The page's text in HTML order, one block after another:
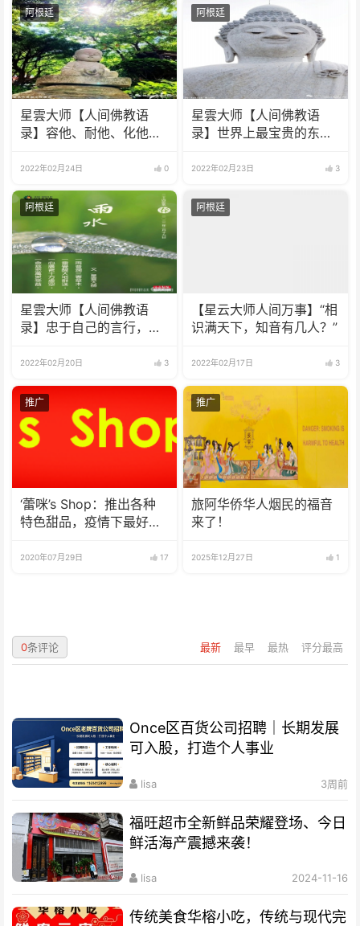
阿根廷
星雲大师【人间佛教语
录】容他、耐他、化他、
定可以获得对方的尊重。
2022年02月24日 0
阿根廷
星雲大师【人间佛教语
录】世界上最宝贵的东西
2022年02月23日 3
阿根廷
星雲大师【人间佛教语
录】忠于自己的言行，尊
心无罣碍，潇洒自在。
2022年02月20日 3
阿根廷
【星云大师人间万事】“相
识满天下，知音有几人？”
2022年02月17日 3
推广
‘蕾咪’s Shop：推出各种
特色甜品，疫情下最好的
2020年07月29日 17
推广
旅阿华侨华人烟民的福音
来了！
2025年12月27日 1
最新 最早 最热 评分最高
0条评论
Once区百货公司招聘｜长期发展
可入股，打造个人事业
lisa 3周前
福旺超市全新鲜品荣耀登场、今日
鲜活海产震撼来袭！
lisa 2024-11-16
传统美食华榕小吃，传统与现代完